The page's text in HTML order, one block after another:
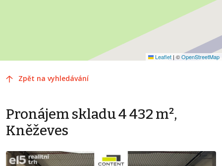
Leaflet | ©OpenStreetMap
Zpět na vyhledávání
Pronájem skladu 4 432 m²,
Kněževes